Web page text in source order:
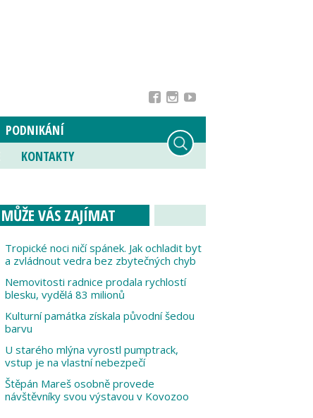
PODNIKÁNÍ
KONTAKTY
MŮŽE VÁS ZAJÍMAT
Tropické noci ničí spánek. Jak ochladit byt
a zvládnout vedra bez zbytečných chyb
Nemovitosti radnice prodala rychlostí
blesku, vydělá 83 milionů
Kulturní památka získala původní šedou
barvu
U starého mlýna vyrostl pumptrack,
vstup je na vlastní nebezpečí
Štěpán Mareš osobně provede
návštěvníky svou výstavou v Kovozoo